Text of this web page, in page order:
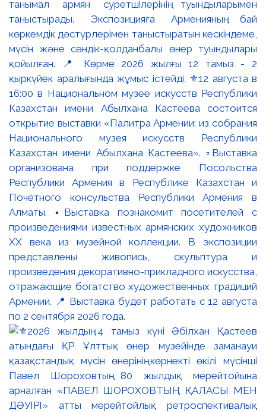
танымал армян суретшілерінің туындыларымен
таныстырады. Экспозицияға Арменияның бай
көркемдік дәстүрлерімен таныстыратын кескіндеме,
мүсін және сәндік-қолданбалы өнер туындылары
қойылған. 📍 Көрме 2026 жылғы 12 тамыз - 2
қыркүйек аралығында жұмыс істейді. ⚜️12 августа в
16:00 в Национальном музее искусств Республики
Казахстан имени Абылхана Кастеева состоится
открытие выставки «Палитра Армении: из собрания
Национального музея искусств Республики
Казахстан имени Абылхана Кастеева». ▫️Выставка
организована при поддержке Посольства
Республики Армения в Республике Казахстан и
Почётного консульства Республики Армения в
Алматы. ▪️Выставка познакомит посетителей с
произведениями известных армянских художников
XX века из музейной коллекции. В экспозиции
представлены живопись, скульптура и
произведения декоративно-прикладного искусства,
отражающие богатство художественных традиций
Армении. 📍 Выставка будет работать с 12 августа
по 2 сентября 2026 года.